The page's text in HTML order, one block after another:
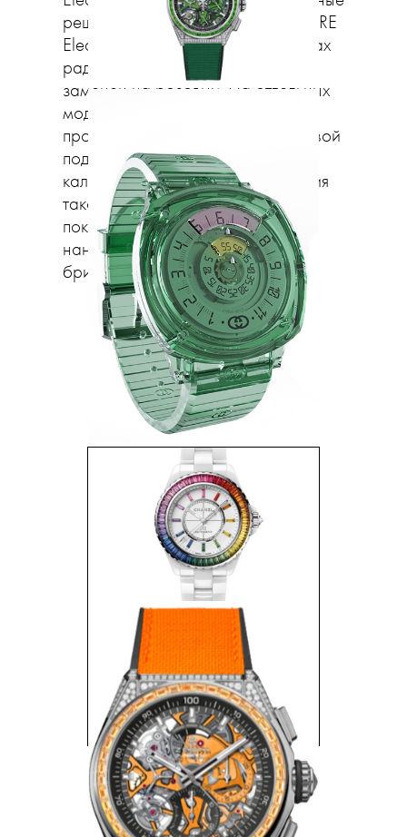
решения — семь моделей PREMIÈRE
Electro с ремешками во всех цветах
радуги, где, правда, фиолетовый
заменен на розовый. На отдельных
моделях радуга особенно
проявляется в сочетании с неоновой
подсветкой, исходящей изнутри
калибра часов. Zenith для создания
такого эффекта используют PVD-
покрытие мостов, Roger Dubuis
наносят люминофор прямо под
бриллианты на безеле.